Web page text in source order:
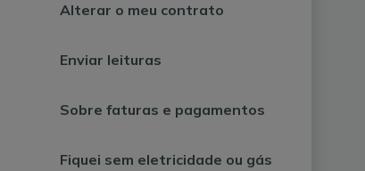
Alterar o meu contrato
Enviar leituras
Sobre faturas e pagamentos
Fiquei sem eletricidade ou gás